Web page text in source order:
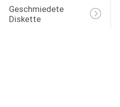
Geschmiedete
Diskette